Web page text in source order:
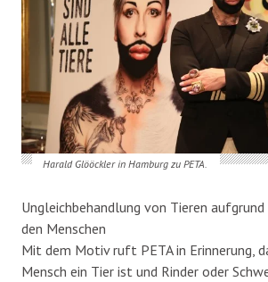
Harald Glööckler in Hamburg zu PETA.
Ungleichbehandlung von Tieren
den Menschen
Mit dem Motiv ruft PETA in Erinnerung,
Mensch ein Tier ist und Rinder oder